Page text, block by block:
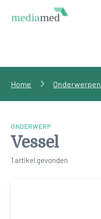
Home Onderwerpen
ONDERWERP
Vessel
1 artikel gevonden